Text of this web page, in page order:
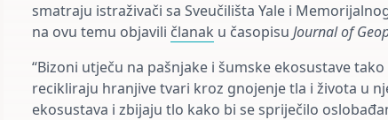
smatraju istraživači sa Sveučilišta Yale i
na ovu temu objavili članak u časopisu Journal of
“Bizoni utječu na pašnjake i šumske ekosustave
recikliraju hranjive tvari kroz gnojenje tla i života u
ekosustava i zbijaju tlo kako bi se spriječilo